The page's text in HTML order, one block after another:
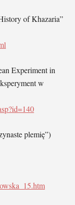
of Khazaria”
Experiment in
w
plemię”)